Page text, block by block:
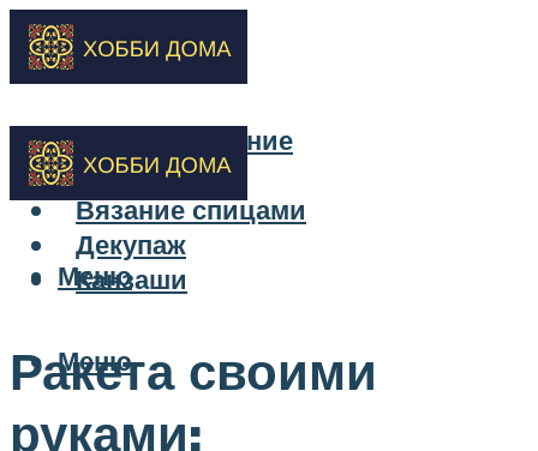
Бисероплетение
Вышивка
Вязание спицами
Декупаж
Канзаши
Меню
Меню
Ракета своими
руками: